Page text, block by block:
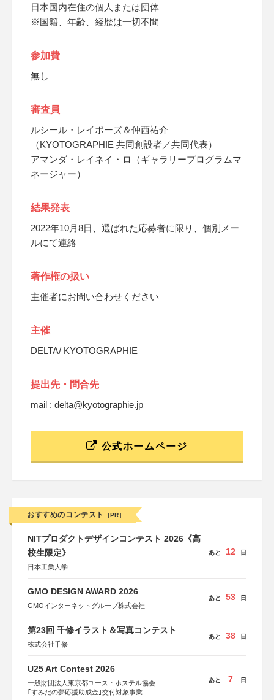
日本国内在住の個人または団体
※国籍、年齢、経歴は一切不問
参加費
無し
審査員
ルシール・レイボーズ＆仲西祐介
（KYOTOGRAPHIE 共同創設者／共同代表）
アマンダ・レイネイ・ロ（ギャラリープログラムマ
ネージャー）
結果発表
2022年10月8日、選ばれた応募者に限り、個別メー
ルにて連絡
著作権の扱い
主催者にお問い合わせください
主催
DELTA/ KYOTOGRAPHIE
提出先・問合先
mail : delta@kyotographie.jp
公式ホームページ
おすすめのコンテスト [PR]
NITプロダクトデザインコンテスト 2026《高
校生限定》
日本工業大学
あと 12 日
GMO DESIGN AWARD 2026
GMOインターネットグループ株式会社
あと 53 日
第23回 千修イラスト＆写真コンテスト
株式会社千修
あと 38 日
U25 Art Contest 2026
一般財団法人東京都ユース・ホステル協会
｢すみだの夢応援助成金｣交付対象事業
あと 7 日